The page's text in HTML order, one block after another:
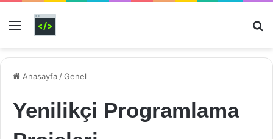
Menü
Anasayfa /Genel
Yenilikçi Programlama